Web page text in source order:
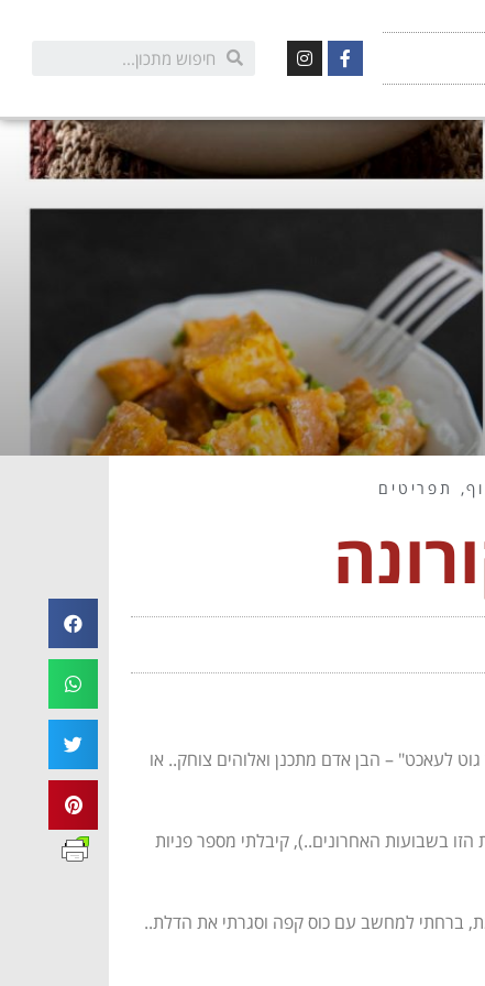
, תפריטים
לעאכט" – הבן אדם מתכנן ואלוהים צוחק.. או
בשבועות האחרונים..), קיבלתי מספר פניות
ברחתי למחשב עם כוס קפה וסגרתי את הדלת..